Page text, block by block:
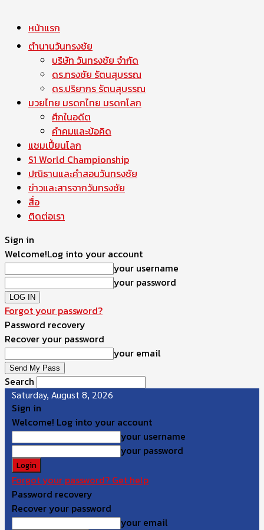
หน้าแรก
ตำนานวันทรงชัย
บริษัท วันทรงชัย จำกัด
ดร.ทรงชัย รัตนสุบรรณ
ดร.ปริยากร รัตนสุบรรณ
มวยไทย มรดกไทย มรดกโลก
ศึกในอดีต
คำคมและข้อคิด
แชมเปี้ยนโลก
S1 World Championship
ปณิธานและคำสอนวันทรงชัย
ข่าวและสารจากวันทรงชัย
สื่อ
ติดต่อเรา
Sign in
Welcome!Log into your account
your username
your password
Forgot your password?
Password recovery
Recover your password
your email
Search
Saturday, August 8, 2026
Sign in
Welcome! Log into your account
your username
your password
Forgot your password? Get help
Password recovery
Recover your password
your email